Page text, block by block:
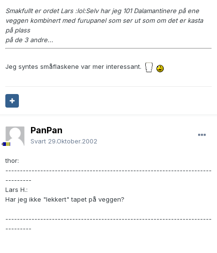
Smakfullt er ordet Lars :lol:Selv har jeg 101 Dalamantinere på ene
veggen kombinert med furupanel som ser ut som om det er kasta
på plass
på de 3 andre...
Jeg syntes småflaskene var mer interessant.
PanPan
Svart 29.Oktober.2002
thor:
-----------------------------------------------------------------------
---------
Lars H.:
Har jeg ikke "lekkert" tapet på veggen?
-----------------------------------------------------------------------
---------